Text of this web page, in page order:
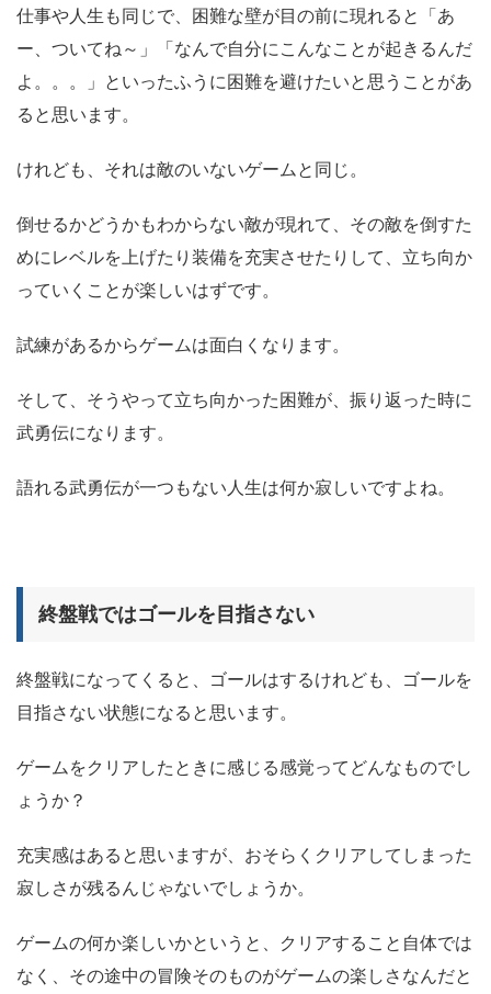
仕事や人生も同じで、困難な壁が目の前に現れると「あ
ー、ついてね～」「なんで自分にこんなことが起きるんだ
よ。。。」といったふうに困難を避けたいと思うことがあ
ると思います。
けれども、それは敵のいないゲームと同じ。
倒せるかどうかもわからない敵が現れて、その敵を倒すた
めにレベルを上げたり装備を充実させたりして、立ち向か
っていくことが楽しいはずです。
試練があるからゲームは面白くなります。
そして、そうやって立ち向かった困難が、振り返った時に
武勇伝になります。
語れる武勇伝が一つもない人生は何か寂しいですよね。
終盤戦ではゴールを目指さない
終盤戦になってくると、ゴールはするけれども、ゴールを
目指さない状態になると思います。
ゲームをクリアしたときに感じる感覚ってどんなものでし
ょうか？
充実感はあると思いますが、おそらくクリアしてしまった
寂しさが残るんじゃないでしょうか。
ゲームの何か楽しいかというと、クリアすること自体では
なく、その途中の冒険そのものがゲームの楽しさなんだと